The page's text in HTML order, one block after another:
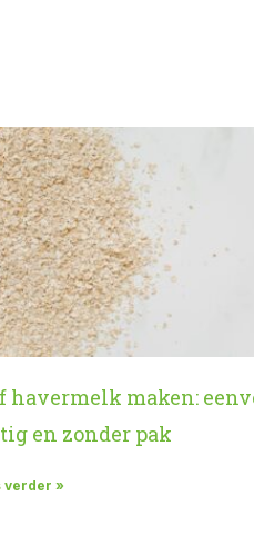
havermelk maken:
en zonder pak
verder »